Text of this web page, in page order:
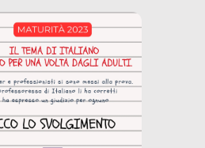
la nostra vita